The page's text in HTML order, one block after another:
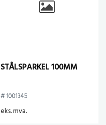
STÅLSPARKEL 100MM
# 1001345
eks. mva.